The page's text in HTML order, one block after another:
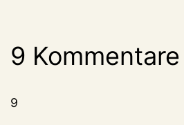
9 Kommentare
9